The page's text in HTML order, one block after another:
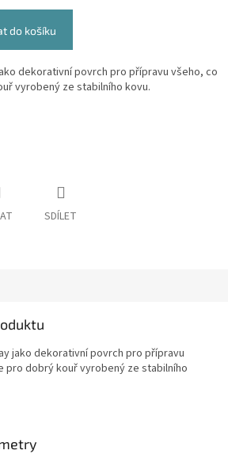
do košíku
dekorativní povrch pro přípravu všeho, co
vyrobený ze stabilního kovu.
SDÍLET
jako dekorativní povrch pro přípravu
dobrý kouř vyrobený ze stabilního